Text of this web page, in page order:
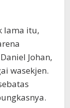
lama itu,
Johan,
wasekjen.